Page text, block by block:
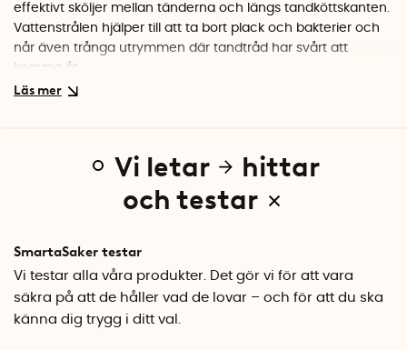
effektivt sköljer mellan tänderna och längs tandköttskanten.
Vattenstrålen hjälper till att ta bort plack och bakterier och
når även trånga utrymmen där tandtråd har svårt att
komma åt.
användning. För känsligt tandkött eller behov av mer riktad
och skonsam rengöring finns periodontalmunstycket.
Orthodonticmunstycket är särsklit utformat för dig med
Munstycket rengör effektivt runt brackets, trådar och andra
svåråtkomliga områden.
Tre rengöringslägen
Anpassa rengöringen efter dina behov med tre olika lägen.
SmartaSaker testar
Vi testar alla våra produkter. Det gör vi för att vara
säkra på att de håller vad de lovar – och för att du ska
känna dig trygg i ditt val.
Vi letar
hittar
och testar